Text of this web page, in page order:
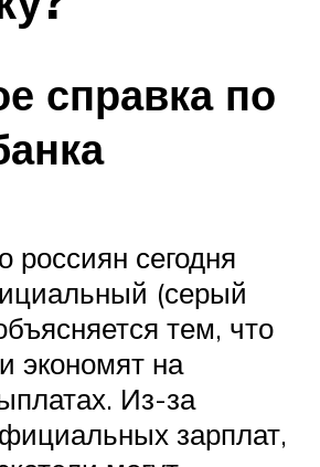
справка по
россиян сегодня
(серый
тем, что
экономят на
Из-за
зарплат,